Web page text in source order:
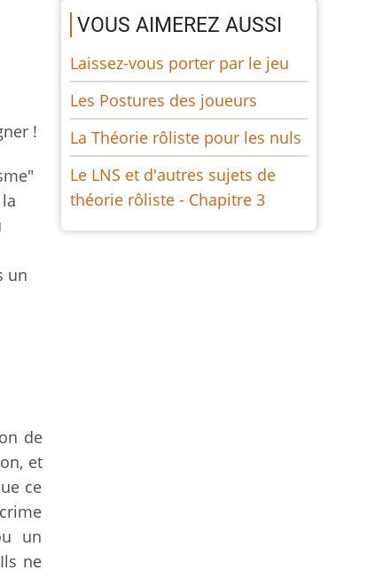
!
un
de
et
ce
un
ne
VOUS AIMEREZ AUSSI
Laissez-vous porter par le jeu
Les Postures des joueurs
La Théorie rôliste pour les nuls
Le LNS et d'autres sujets de
théorie rôliste - Chapitre 3